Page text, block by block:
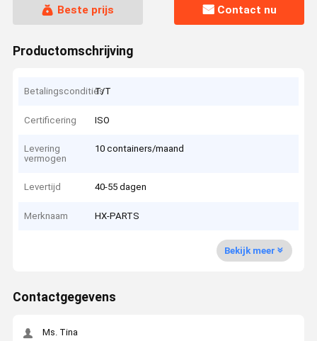
Beste prijs Contact nu
Productomschrijving
Betalingscondities
T/T
Certificering ISO
Levering
vermogen
10 containers/maand
Levertijd 40-55 dagen
Merknaam HX-PARTS
Bekijk meer
Contactgegevens
Ms. Tina